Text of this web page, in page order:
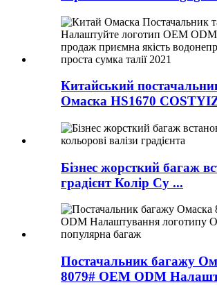
Китайський
Омаска HS1670
Бізнес жорсткий багаж
градієнт Колір Су ...
Постачальник багажу
8079# OEM ODM